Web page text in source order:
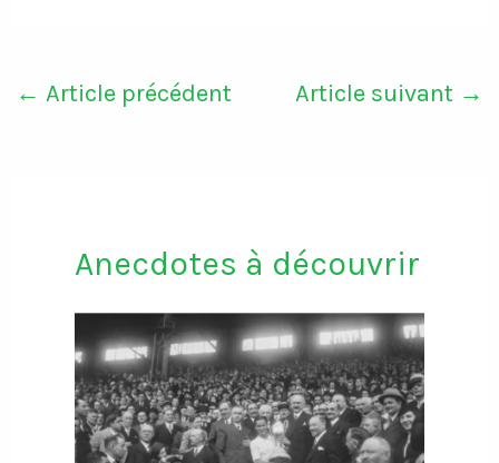
← Article précédent Article suivant →
Anecdotes à découvrir